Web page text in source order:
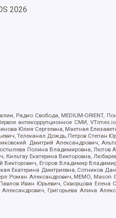
2026
Радио Свобода, MEDIUM-ORIENT,
антикоррупционное СМИ,
Юлия Сергеевна, Маетная
Телеканал Дождь, Петров Степан
Дмитрий Александрович,
Полина Владимировна, Лютов
Екатерина Викторовна,
Егоров Владимир
Екатерина Дмитриевна, Сотников
Роман Александрович, МЕМО, Mason
Иван Юрьевич, Скворцова Елена
Григорьева Алина